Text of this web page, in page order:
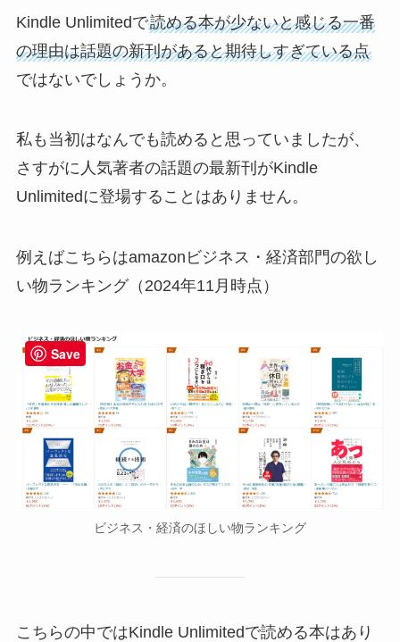
Kindle Unlimitedで読める本が少ないと感じる一番
の理由は話題の新刊があると期待しすぎている点
ではないでしょうか。
私も当初はなんでも読めると思っていましたが、
さすがに人気著者の話題の最新刊がKindle
Unlimitedに登場することはありません。
例えばこちらはamazonビジネス・経済部門の欲し
い物ランキング（2024年11月時点）
ビジネス・経済のほしい物ランキング
こちらの中ではKindle Unlimitedで読める本はあり
Save